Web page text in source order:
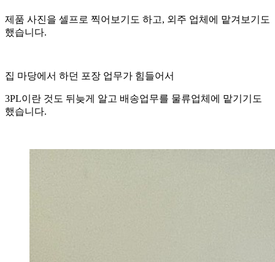
제품 사진을 셀프로 찍어보기도 하고, 외주 업체에 맡겨보기도
했습니다.
집 마당에서 하던 포장 업무가 힘들어서
3PL이란 것도 뒤늦게 알고 배송업무를 물류업체에 맡기기도
했습니다.